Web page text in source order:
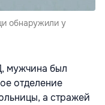
обнаружили у
мужчина был
отделение
а стражей